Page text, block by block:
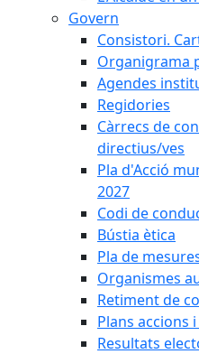
Govern
Consistori.
Organigrama
Agendes
Regidories
Càrrecs de
directius/ves
Pla d'Acció
2027
Codi de
Bústia ètica
Pla de
Organismes
Retiment de
Plans accions
Resultats